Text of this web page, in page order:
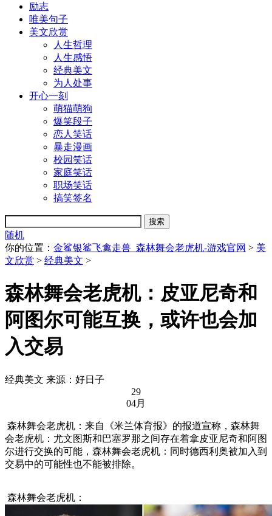
励志
唯美句子
美文欣赏
人生哲理
人生感悟
经典美文
为人处事
开心一刻
萌猫萌狗
爆笑段子
恋人笑话
暴走漫画
校园笑话
家庭笑话
职场笑话
搞笑签名
随机
你的位置： 金鲨银鲨飞禽走兽_森林舞会老虎机-游戏官网 > 美
文欣赏 > 经典美文 >
森林舞会老虎机：皮亚尼奇和
阿图尔可能互换，或许也会加
入交易
经典美文 来源：好日子
29
04月
森林舞会老虎机：来自《米兰体育报》的报道宣称，森林舞
会老虎机：尤文图斯和巴塞罗那之间存在着拿皮亚尼奇和阿图
尔进行交换的可能，森林舞会老虎机：同时德西利奥被加入到
交易中的可能性也不能被排除。
森林舞会老虎机：